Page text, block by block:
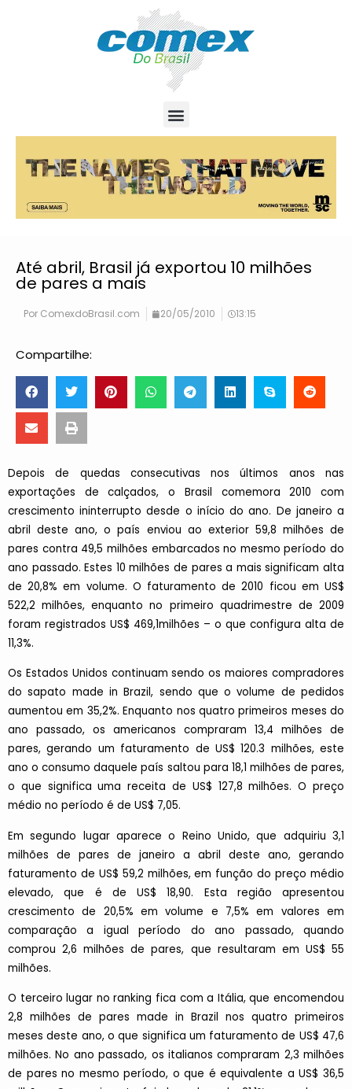
Até abril, Brasil já exportou 10 milhões
de pares a mais
Por ComexdoBrasil.com 20/05/2010 13:15
Compartilhe:
Depois de quedas consecutivas nos últimos anos nas
exportações de calçados, o Brasil comemora 2010 com
crescimento ininterrupto desde o início do ano. De janeiro a
abril deste ano, o país enviou ao exterior 59,8 milhões de
pares contra 49,5 milhões embarcados no mesmo período do
ano passado. Estes 10 milhões de pares a mais significam alta
de 20,8% em volume. O faturamento de 2010 ficou em US$
522,2 milhões, enquanto no primeiro quadrimestre de 2009
foram registrados US$ 469,1milhões – o que configura alta de
11,3%.
Os Estados Unidos continuam sendo os maiores compradores
do sapato made in Brazil, sendo que o volume de pedidos
aumentou em 35,2%. Enquanto nos quatro primeiros meses do
ano passado, os americanos compraram 13,4 milhões de
pares, gerando um faturamento de US$ 120.3 milhões, este
ano o consumo daquele país saltou para 18,1 milhões de pares,
o que significa uma receita de US$ 127,8 milhões. O preço
médio no período é de US$ 7,05.
Em segundo lugar aparece o Reino Unido, que adquiriu 3,1
milhões de pares de janeiro a abril deste ano, gerando
faturamento de US$ 59,2 milhões, em função do preço médio
elevado, que é de US$ 18,90. Esta região apresentou
crescimento de 20,5% em volume e 7,5% em valores em
comparação a igual período do ano passado, quando
comprou 2,6 milhões de pares, que resultaram em US$ 55
milhões.
O terceiro lugar no ranking fica com a Itália, que encomendou
2,8 milhões de pares made in Brazil nos quatro primeiros
meses deste ano, o que significa um faturamento de US$ 47,6
milhões. No ano passado, os italianos compraram 2,3 milhões
de pares no mesmo período, o que é equivalente a US$ 36,5